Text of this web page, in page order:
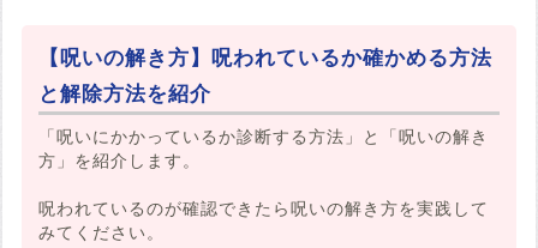
【呪いの解き方】呪われているか確かめる方法
と解除方法を紹介
「呪いにかかっているか診断する方法」と「呪いの解き
方」を紹介します。
呪われているのが確認できたら呪いの解き方を実践して
みてください。